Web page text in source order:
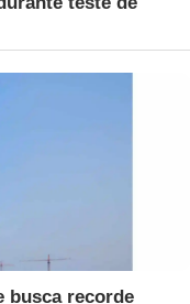
busca recorde